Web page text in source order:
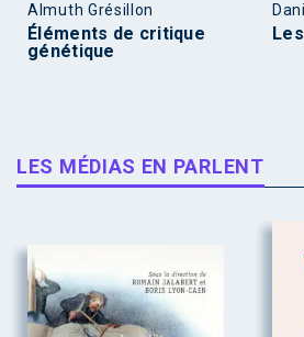
Almuth Grésillon
Éléments de critique
génétique
LES MÉDIAS EN PARLENT